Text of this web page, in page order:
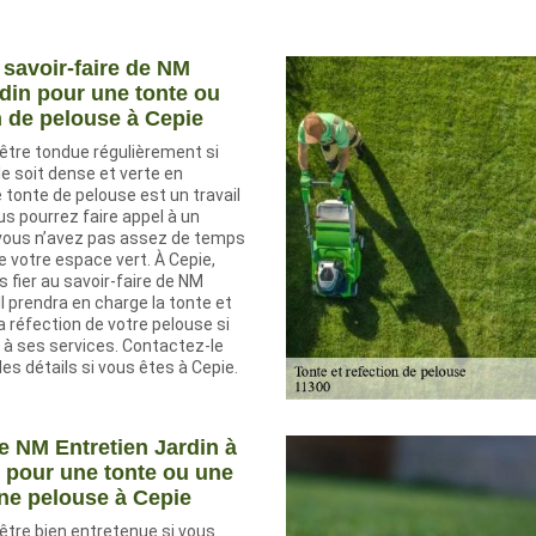
faire de NM
pour une tonte ou
pelouse à Cepie
tondue régulièrement si
soit dense et verte en
tonte de pelouse est un travail
pourrez faire appel à un
n’avez pas assez de temps
votre espace vert. À Cepie,
fier au savoir-faire de NM
prendra en charge la tonte et
réfection de votre pelouse si
ses services. Contactez-le
détails si vous êtes à Cepie.
NM Entretien Jardin à
une tonte ou une
pelouse à Cepie
bien entretenue si vous